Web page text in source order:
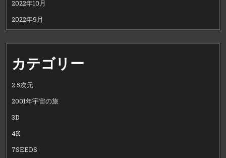
2022年10月
2022年9月
カテゴリー
2.5次元
2001年宇宙の旅
3D
4K
7SEEDS